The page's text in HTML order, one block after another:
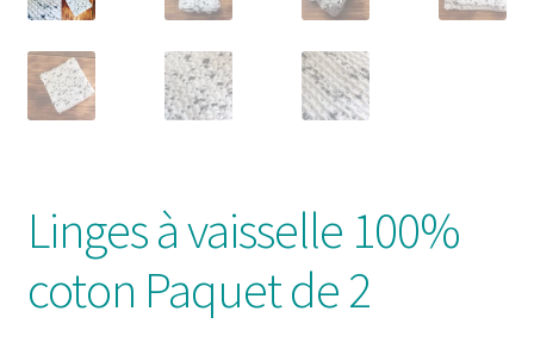
Contact
Mon compte
Linges à vaisselle 100%
coton Paquet de 2